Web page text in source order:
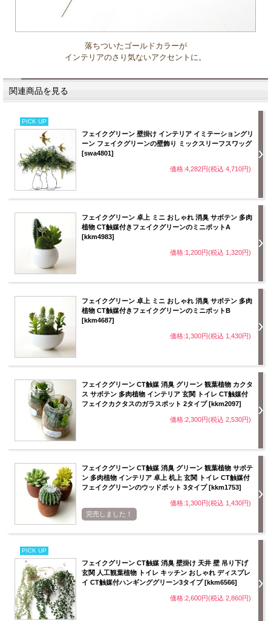
落ちついたゴールドカラーが
インテリアのさり気ないアクセントに。
関連商品を見る
PICK UP
フェイクグリーン 壁掛け インテリア イミテーショングリ
ーン フェイクグリーンの壁飾り ミックスリーフスワッグ
[swa4801]
価格:4,282円(税込 4,710円)
フェイクグリーン 卓上 ミニ おしゃれ 消臭 サボテン 多肉
植物 CT触媒付きフェイクグリーンのミニポットA
[kkm4983]
価格:1,200円(税込 1,320円)
フェイクグリーン 卓上 ミニ おしゃれ 消臭 サボテン 多肉
植物 CT触媒付きフェイクグリーンのミニポットB
[kkm4687]
価格:1,300円(税込 1,430円)
フェイクグリーン CT触媒 消臭 グリーン 観葉植物 カクタ
ス サボテン 多肉植物 インテリア 玄関 トイレ CT触媒付
フェイクカクタスのガラスポット 2タイプ [kkm2097]
価格:2,300円(税込 2,530円)
フェイクグリーン CT触媒 消臭 グリーン 観葉植物 サボテ
ン 多肉植物 インテリア 卓上 机上 玄関 トイレ CT触媒付
フェイクグリーンのウッドポット 3タイプ [kkm1753]
価格:1,300円(税込 1,430円)
完売しました！
PICK UP
フェイクグリーン CT触媒 消臭 壁掛け 天井 壁 吊り下げ
玄関 人工観葉植物 トイレ キッチン おしゃれ ディスプレ
イ CT触媒付ハンギンググリーン3タイプ [kkm6566]
価格:2,600円(税込 2,860円)